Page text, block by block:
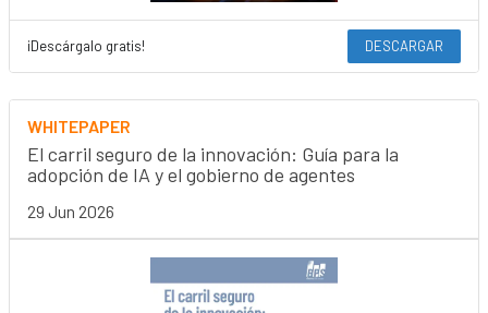
¡Descárgalo gratis! DESCARGAR
WHITEPAPER
El carril seguro de la innovación: Guía para la
adopción de IA y el gobierno de agentes
29 Jun 2026